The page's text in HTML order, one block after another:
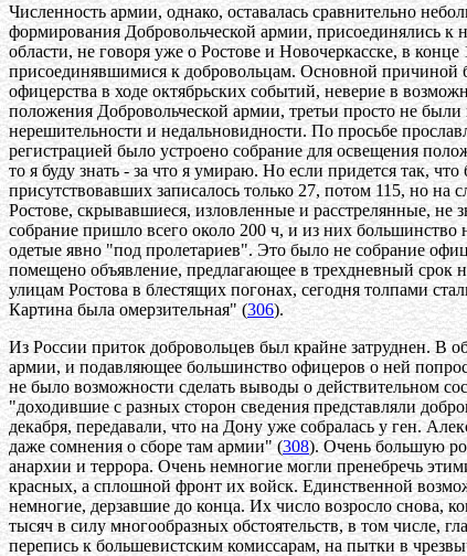
Численность армии, однако, оставалась сравнительно
формирования Добровольческой армии, присоединялись к
области, не говоря уже о Ростове и Новочеркасске, в
присоединявшимися к добровольцам. Основной причиной
офицерства в ходе октябрьских событий, неверие в
положения Добровольческой армии, третьи просто не
нерешительности и недальновидности. По просьбе
регистрацией было устроено собрание для освещения
то я буду знать - за что я умираю. Но если придется так,
присутствовавших записалось только 27, потом 115, но
Ростове, скрывавшиеся, изловленные и расстрелянные, не
собрание пришло всего около 200 ч, и из них
одетые явно "под пролетариев". Это было не собрание
помещено объявление, предлагающее в трехдневный
улицам Ростова в блестящих погонах, сегодня толпами
Картина была омерзительная" (306).
Из России приток добровольцев был крайне затруднен. В
армии, и подавляющее большинство офицеров о ней
не было возможности сделать выводы о действительном
"доходившие с разных сторон сведения представляли
декабря, передавали, что на Дону уже собралась у ген.
даже сомнения о сборе там армии" (308). Очень большую
анархии и террора. Очень немногие могли пренебречь
красных, а сплошной фронт их войск. Единственной
немногие, дерзавшие до конца. Их число возросло снова,
тысяч в силу многообразных обстоятельств, в том числе,
перепись к большевистским комиссарам, на пытки в